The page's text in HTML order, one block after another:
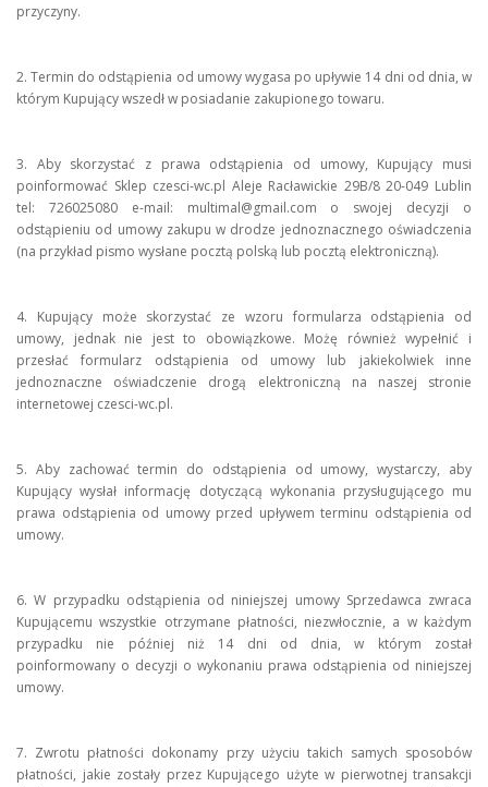
przyczyny.
2. Termin do odstąpienia od umowy wygasa po upływie 14 dni od dnia, w
którym Kupujący wszedł w posiadanie zakupionego towaru.
3. Aby skorzystać z prawa odstąpienia od umowy, Kupujący musi
poinformować Sklep czesci-wc.pl Aleje Racławickie 29B/8 20-049 Lublin
tel: 726025080 e-mail: multimal@gmail.com o swojej decyzji o
odstąpieniu od umowy zakupu w drodze jednoznacznego oświadczenia
(na przykład pismo wysłane pocztą polską lub pocztą elektroniczną).
4. Kupujący może skorzystać ze wzoru formularza odstąpienia od
umowy, jednak nie jest to obowiązkowe. Możę również wypełnić i
przesłać formularz odstąpienia od umowy lub jakiekolwiek inne
jednoznaczne oświadczenie drogą elektroniczną na naszej stronie
internetowej czesci-wc.pl.
5. Aby zachować termin do odstąpienia od umowy, wystarczy, aby
Kupujący wysłał informację dotyczącą wykonania przysługującego mu
prawa odstąpienia od umowy przed upływem terminu odstąpienia od
umowy.
6. W przypadku odstąpienia od niniejszej umowy Sprzedawca zwraca
Kupującemu wszystkie otrzymane płatności, niezwłocznie, a w każdym
przypadku nie później niż 14 dni od dnia, w którym został
poinformowany o decyzji o wykonaniu prawa odstąpienia od niniejszej
umowy.
7. Zwrotu płatności dokonamy przy użyciu takich samych sposobów
płatności, jakie zostały przez Kupującego użyte w pierwotnej transakcji